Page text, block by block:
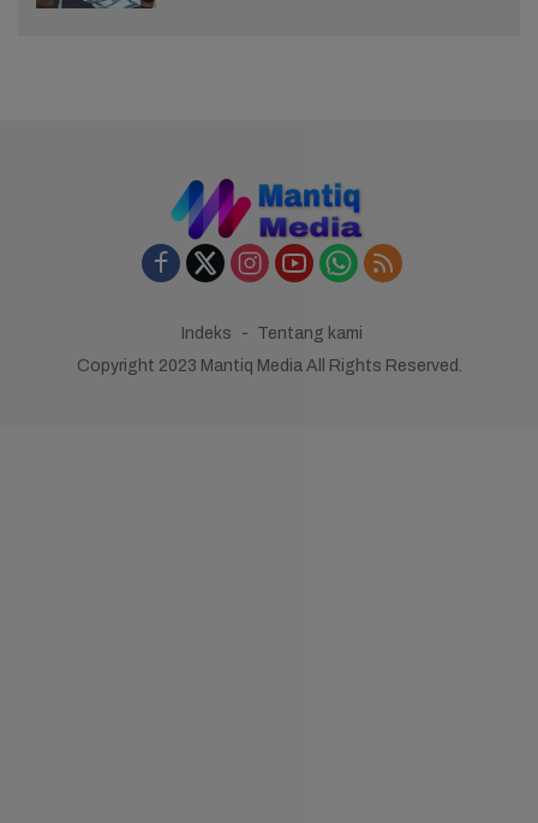
Indeks
Tentang kami
Copyright 2023 Mantiq Media All Rights Reserved.